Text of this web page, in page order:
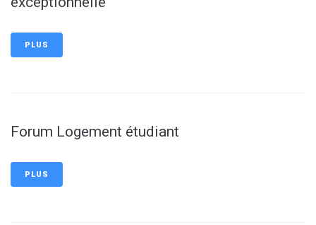
PLUS
Forum Logement étudiant
PLUS